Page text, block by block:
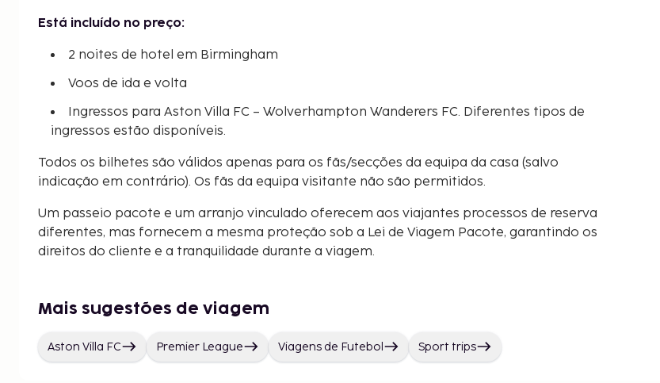
Está incluído no preço:
2 noites de hotel em Birmingham
Voos de ida e volta
Ingressos para Aston Villa FC – Wolverhampton Wanderers FC. Diferentes tipos de
ingressos estão disponíveis.
Todos os bilhetes são válidos apenas para os fãs/secções da equipa da casa (salvo
indicação em contrário). Os fãs da equipa visitante não são permitidos.
Um passeio pacote e um arranjo vinculado oferecem aos viajantes processos de reserva
diferentes, mas fornecem a mesma proteção sob a Lei de Viagem Pacote, garantindo os
direitos do cliente e a tranquilidade durante a viagem.
Mais sugestões de viagem
Aston Villa FC Premier League Viagens de Futebol Sport trips